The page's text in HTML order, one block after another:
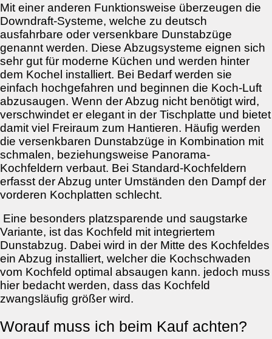
Mit einer anderen Funktionsweise überzeugen die
Downdraft-Systeme, welche zu deutsch
ausfahrbare oder versenkbare Dunstabzüge
genannt werden. Diese Abzugsysteme eignen sich
sehr gut für moderne Küchen und werden hinter
dem Kochel installiert. Bei Bedarf werden sie
einfach hochgefahren und beginnen die Koch-Luft
abzusaugen. Wenn der Abzug nicht benötigt wird,
verschwindet er elegant in der Tischplatte und bietet
damit viel Freiraum zum Hantieren. Häufig werden
die versenkbaren Dunstabzüge in Kombination mit
schmalen, beziehungsweise Panorama-
Kochfeldern verbaut. Bei Standard-Kochfeldern
erfasst der Abzug unter Umständen den Dampf der
vorderen Kochplatten schlecht.
Eine besonders platzsparende und saugstarke
Variante, ist das Kochfeld mit integriertem
Dunstabzug. Dabei wird in der Mitte des Kochfeldes
ein Abzug installiert, welcher die Kochschwaden
vom Kochfeld optimal absaugen kann. jedoch muss
hier bedacht werden, dass das Kochfeld
zwangsläufig größer wird.
Worauf muss ich beim Kauf achten?